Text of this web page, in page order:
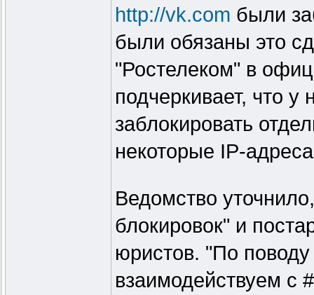
http://vk.com были
были обязаны это
"Ростелеком" в
подчеркивает, что у
заблокировать
некоторые IP-
Ведомство
блокировок" и
юристов. "По
взаимодействуем с